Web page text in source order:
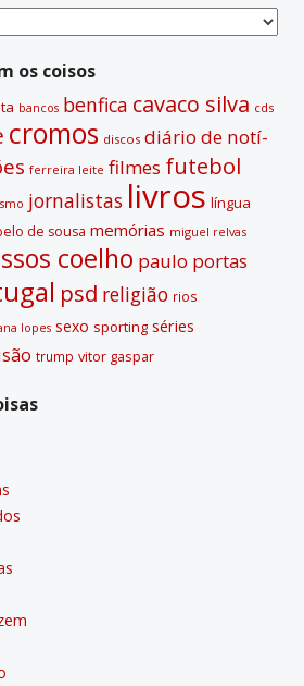
os coisos
bancos benfica cavaco silva cds
cromos discos diário de notí­
ferreira leite filmes futebol
jornalistas livros lí­ngua
de sousa memórias miguel relvas
coelho paulo portas
psd religião rios
lopes sexo sporting séries
trump vitor gaspar